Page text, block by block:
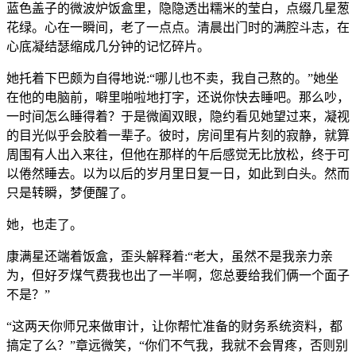
蓝色盖子的微波炉饭盒里，隐隐透出糯米的莹白，点缀几星葱
花绿。心在一瞬间，老了一点点。清晨出门时的满腔斗志，在
心底凝结瑟缩成几分钟的记忆碎片。
她托着下巴颇为自得地说:“哪儿也不卖，我自己熬的。”她坐
在他的电脑前，噼里啪啦地打字，还说你快去睡吧。那么吵，
一时间怎么睡得着？于是微阖双眼，隐约看见她望过来，凝视
的目光似乎会胶着一辈子。彼时，房间里有片刻的寂静，就算
周围有人出入来往，但他在那样的午后感觉无比放松，终于可
以倦然睡去。以为以后的岁月里日复一日，如此到白头。然而
只是转瞬，梦便醒了。
她，也走了。
康满星还端着饭盒，歪头解释着:“老大，虽然不是我亲力亲
为，但好歹煤气费我也出了一半啊，您总要给我们俩一个面子
不是？”
“这两天你师兄来做审计，让你帮忙准备的财务系统资料，都
搞定了么？”章远微笑，“你们不气我，我就不会胃疼，否则别